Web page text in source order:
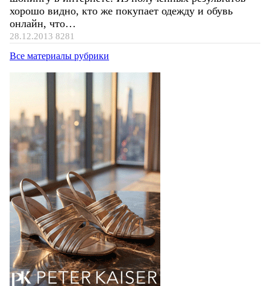
хорошо видно, кто же покупает одежду и обувь
онлайн, что…
28.12.2013 8281
Все материалы рубрики